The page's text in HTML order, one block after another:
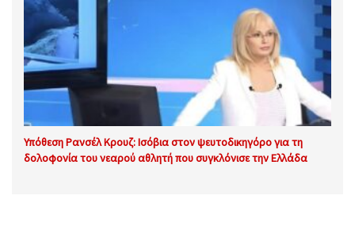
Υπόθεση Ρανσέλ Κρουζ: Ισόβια στον ψευτοδικηγόρο για τη
δολοφονία του νεαρού αθλητή που συγκλόνισε την Ελλάδα